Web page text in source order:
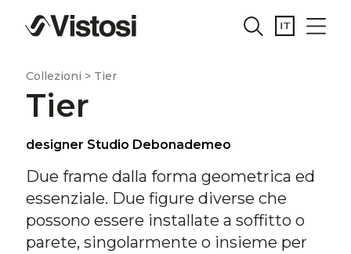
Collezioni > Tier
Tier
designer Studio Debonademeo
Due frame dalla forma geometrica ed
essenziale. Due figure diverse che
possono essere installate a soffitto o
parete, singolarmente o insieme per